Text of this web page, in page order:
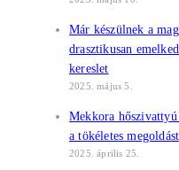
Már készülnek a
drasztikusan
kereslet
2025. május 5.
Mekkora
a tökéletes megoldást
2025. április 25.